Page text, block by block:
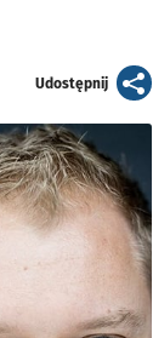
Udostępnijartykuł